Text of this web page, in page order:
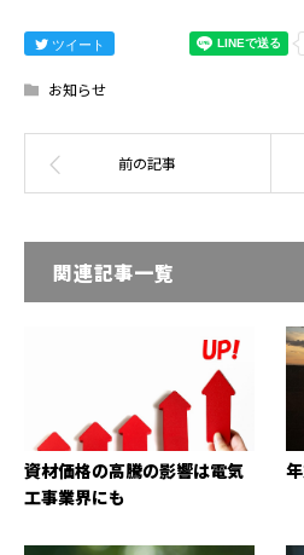
ツイート
お知らせ
関連記事一覧
資材価格の高騰の影響は電気
工事業界にも